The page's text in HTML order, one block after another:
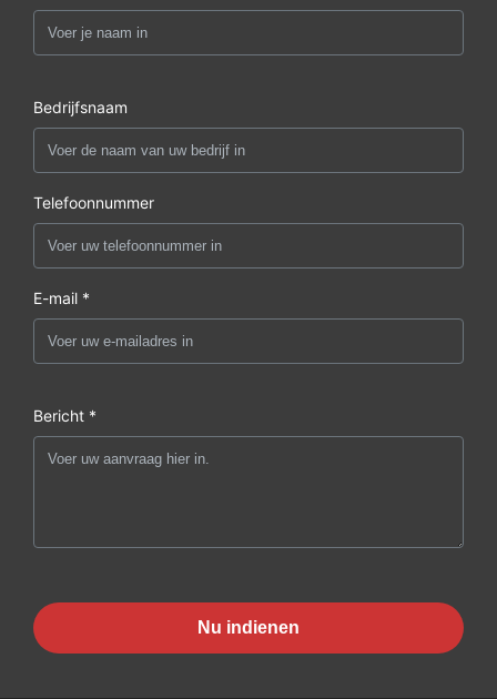
Bedrijfsnaam
Telefoonnummer
E-mail *
Bericht *
Nu indienen